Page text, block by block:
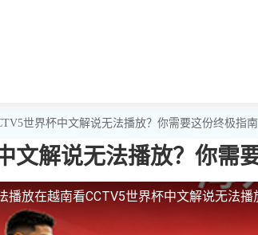
世界杯中文解说无法播放？你需要这份终极指南
文解说无法播放？你需
播放在越南看CCTV5世界杯中文解说无法